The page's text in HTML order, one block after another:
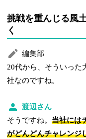
挑戦を重んじる風
く
編集部
20代から、そういった
社なのですね。
渡辺さん
そうですね。当社には
がどんどんチャレンジ